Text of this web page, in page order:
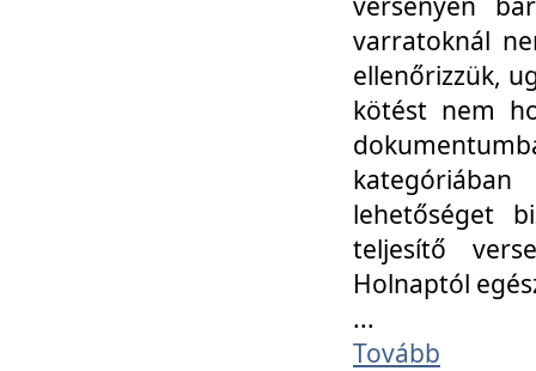
varratoknál
ellenőrizzük,
kötést nem
lehetőséget
teljesítő
Holnaptól
...
Tovább